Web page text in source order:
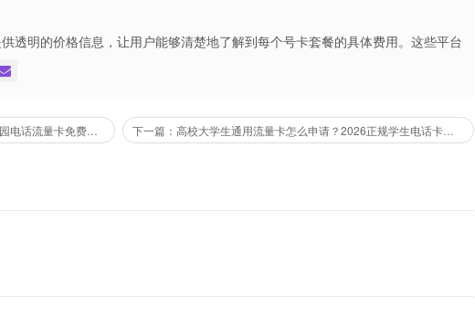
济大学、华东师范大学、上海财经大学、华东理工大学、上海外国语大学、
全场景使用，无合约捆绑，可随时注销。
南大学、华南师范大学、深圳大学、广东工业大学、广州大学、南方医科大
透明的价格信息，让用户能够清楚地了解到每个号卡套餐的具体费用。这些平台
优惠活动，不仅提高了用户的购买体验，也促进了市场的公平竞争。
下一篇：高校大学生通用流量卡怎么申请？2026正规学生电话卡申请入口汇总